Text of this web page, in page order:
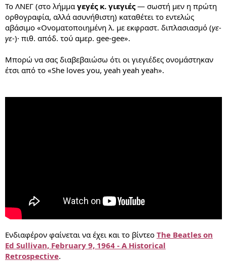
Το ΛΝΕΓ (στο λήμμα γεγές κ. γιεγιές— σωστή μεν η πρώτη
ορθογραφία, αλλά ασυνήθιστη) καταθέτει το εντελώς
αβάσιμο «Ονοματοποιημένη λ. με εκφραστ. διπλασιασμό (γε-
γε-)· πιθ. απόδ. τού αμερ. gee-gee».
Μπορώ να σας διαβεβαιώσω ότι οι γιεγιέδες ονομάστηκαν
έτσι από το «She loves you, yeah yeah yeah».
Ενδιαφέρον φαίνεται να έχει και το βίντεο The Beatles on
Ed Sullivan, February 9, 1964 - A Historical
Retrospective.